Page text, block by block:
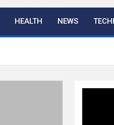
HEALTH NEWS